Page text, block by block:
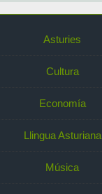
Asturies
Cultura
Economía
Llingua Asturiana
Música